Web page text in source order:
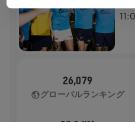
26,079
グローバルランキング